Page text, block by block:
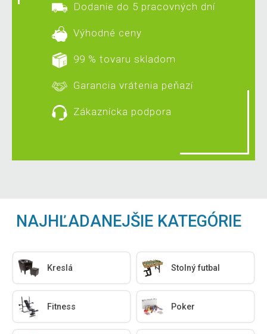
Dodanie do 5 pracovných dní
Výhodné ceny
99 % tovaru skladom
Garancia vrátenia peňazí
Zákaznícka podpora
NAJHĽADANEJŠIE KATEGÓRIE
Kreslá Stolný futbal
Fitness Poker